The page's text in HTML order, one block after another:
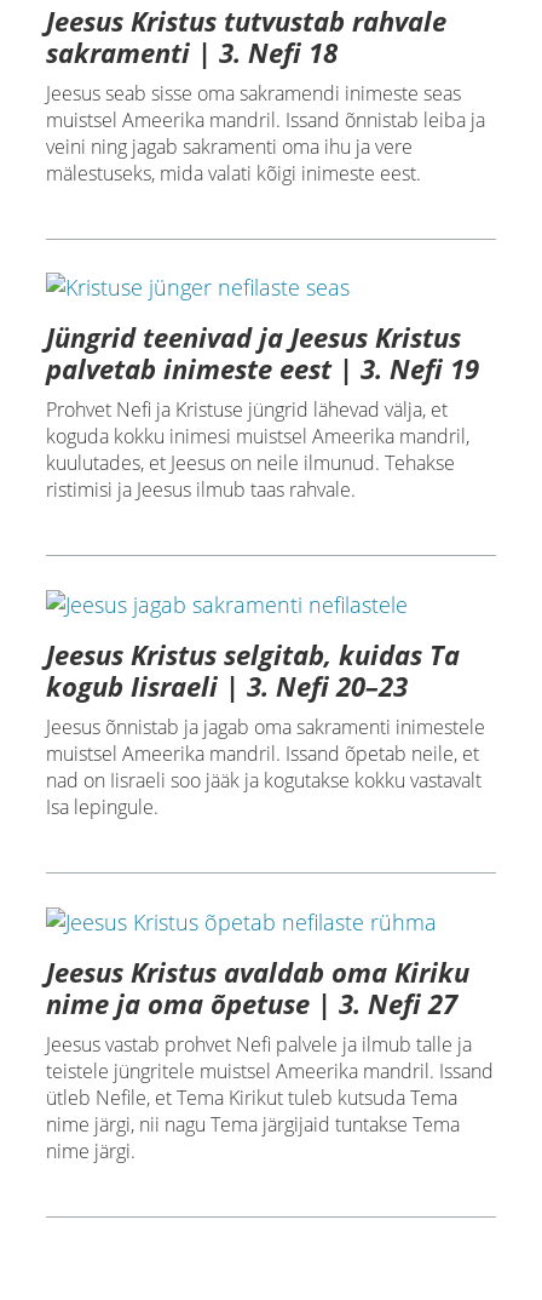
Jeesus Kristus tutvustab rahvale
sakramenti | 3. Nefi 18
Jeesus seab sisse oma sakramendi inimeste seas
muistsel Ameerika mandril. Issand õnnistab leiba ja
veini ning jagab sakramenti oma ihu ja vere
mälestuseks, mida valati kõigi inimeste eest.
Jüngrid teenivad ja Jeesus Kristus
palvetab inimeste eest | 3. Nefi 19
Prohvet Nefi ja Kristuse jüngrid lähevad välja, et
koguda kokku inimesi muistsel Ameerika mandril,
kuulutades, et Jeesus on neile ilmunud. Tehakse
ristimisi ja Jeesus ilmub taas rahvale.
Jeesus Kristus selgitab, kuidas Ta
kogub Iisraeli | 3. Nefi 20–23
Jeesus õnnistab ja jagab oma sakramenti inimestele
muistsel Ameerika mandril. Issand õpetab neile, et
nad on Iisraeli soo jääk ja kogutakse kokku vastavalt
Isa lepingule.
Jeesus Kristus avaldab oma Kiriku
nime ja oma õpetuse | 3. Nefi 27
Jeesus vastab prohvet Nefi palvele ja ilmub talle ja
teistele jüngritele muistsel Ameerika mandril. Issand
ütleb Nefile, et Tema Kirikut tuleb kutsuda Tema
nime järgi, nii nagu Tema järgijaid tuntakse Tema
nime järgi.